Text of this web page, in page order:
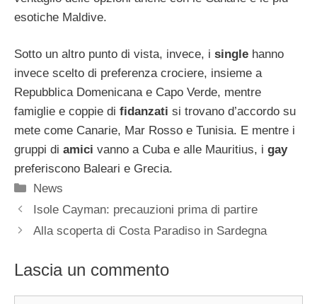
esotiche Maldive.
Sotto un altro punto di vista, invece, i single hanno
invece scelto di preferenza crociere, insieme a
Repubblica Domenicana e Capo Verde, mentre
famiglie e coppie di fidanzati si trovano d’accordo su
mete come Canarie, Mar Rosso e Tunisia. E mentre i
gruppi di amici vanno a Cuba e alle Mauritius, i gay
preferiscono Baleari e Grecia.
Categorie
News
Isole Cayman: precauzioni prima di partire
Alla scoperta di Costa Paradiso in Sardegna
Lascia un commento